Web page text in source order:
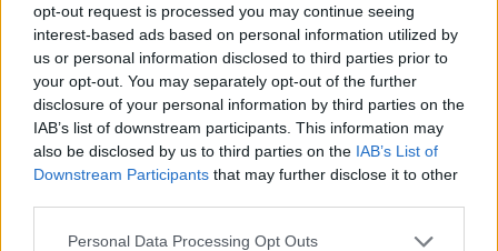
opt-out request is processed you may continue seeing
interest-based ads based on personal information utilized by
us or personal information disclosed to third parties prior to
your opt-out. You may separately opt-out of the further
disclosure of your personal information by third parties on the
IAB’s list of downstream participants. This information may
also be disclosed by us to third parties on the IAB’s List of
Downstream Participants that may further disclose it to other
Personal Data Processing Opt Outs